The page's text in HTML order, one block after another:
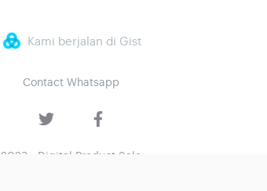
Kami berjalan di Gist
Contact Whatsapp
2023 - Digital Product Sale